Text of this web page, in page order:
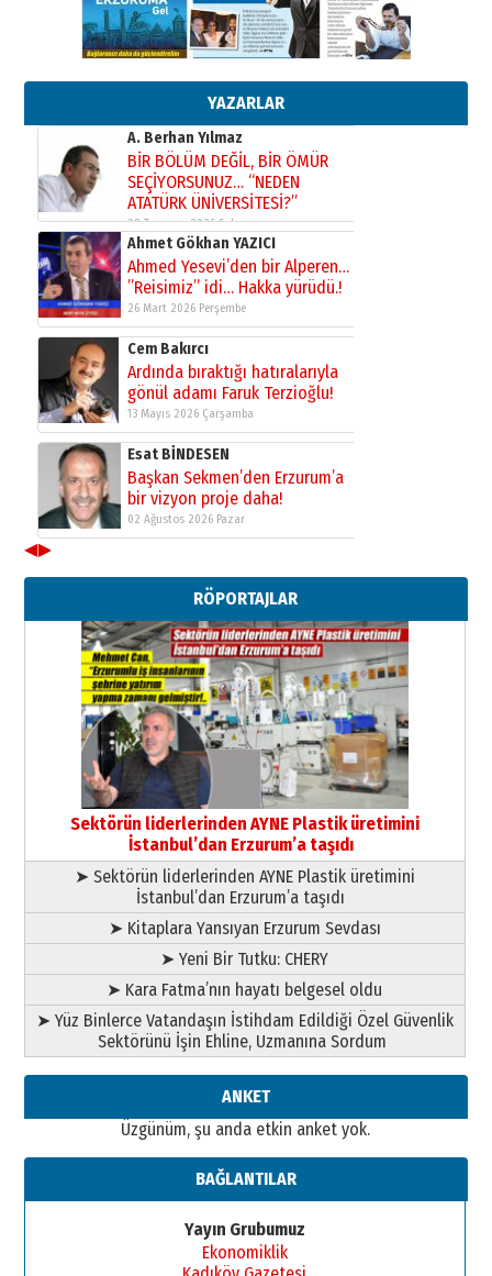
YAZARLAR
çekmemeli!
17 Şubat 2026 SalıOrhan BOZKURT
Bir fotoğraf, bir şehir, bir
gazeteci… Dizginler kimin
A. Berhan Yılmaz
BİR BÖLÜM DEĞİL, BİR ÖMÜR
SEÇİYORSUNUZ… “NEDEN
ATATÜRK ÜNİVERSİTESİ?”
28 Temmuz 2026 Salı
Ahmet Gökhan YAZICI
Ahmed Yesevi’den bir Alperen…
”Reisimiz” idi… Hakka yürüdü.!
26 Mart 2026 Perşembe
Cem Bakırcı
Ardında bıraktığı hatıralarıyla
gönül adamı Faruk Terzioğlu!
13 Mayıs 2026 Çarşamba
Esat BİNDESEN
Başkan Sekmen’den Erzurum’a
bir vizyon proje daha!
02 Ağustos 2026 Pazar
Erzurumspor’un köşe taşları
29 Haziran 2026 Pazartesi
Kenan GÜLERCİ
Murat Şahsuvaroğlu ERKON’da
çıtayı yukarı taşırken,
yönetimdekiler aşağı
çekmemeli!
17 Şubat 2026 Salı Orhan BOZKURT
Bir fotoğraf, bir şehir, bir
gazeteci… Dizginler kimin
elinde?
A. Berhan Yılmaz
BİR BÖLÜM DEĞİL, BİR ÖMÜR
SEÇİYORSUNUZ… “NEDEN
ATATÜRK ÜNİVERSİTESİ?”
28 Temmuz 2026 Salı
Ahmet Gökhan YAZICI
Ahmed Yesevi’den bir Alperen…
”Reisimiz” idi… Hakka yürüdü.!
26 Mart 2026 Perşembe
gönül adamı Faruk Terzioğlu!
Başkan Sekmen’den Erzurum’a
bir vizyon proje daha!
02 Ağustos 2026 Pazar
◀▶
RÖPORTAJLAR
Sektörün liderlerinden AYNE Plastik üretimini
İstanbul’dan Erzurum’a taşıdı
➤ Sektörün liderlerinden AYNE Plastik üretimini
İstanbul’dan Erzurum’a taşıdı
➤ Kitaplara Yansıyan Erzurum Sevdası
➤ Yeni Bir Tutku: CHERY
➤ Kara Fatma’nın hayatı belgesel oldu
➤ Yüz Binlerce Vatandaşın İstihdam Edildiği Özel Güvenlik
Sektörünü İşin Ehline, Uzmanına Sordum
ANKET
Üzgünüm, şu anda etkin anket yok.
BAĞLANTILAR
Yayın Grubumuz
Ekonomiklik